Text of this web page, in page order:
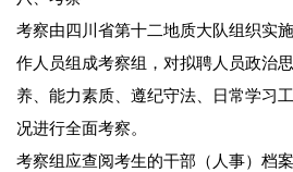
考察由四川省第十二地质大队组织实
作人员组成考察组，对拟聘人员政治
养、能力素质、遵纪守法、日常学习
况进行全面考察。
考察组应查阅考生的干部（人事）档